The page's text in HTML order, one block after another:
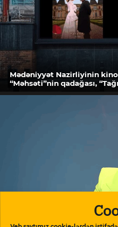
Mədəniyyət Nazirliyinin kino
“Məhsəti”nin qadağası,
Mehriban Xanlarova: